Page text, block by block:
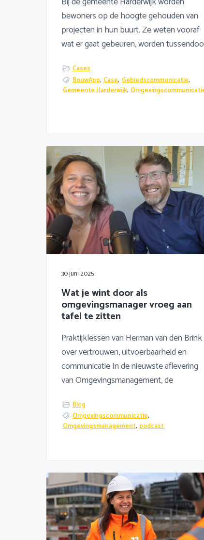
bewoners op de hoogte gehouden van
projecten in hun buurt. Ze weten vooraf
wat er gaat gebeuren, worden
Cases
BouwApp, Case, Gebiedscommunicatie,
Gemeente Harderwijk,
30 juni 2025
Wat je wint door als
omgevingsmanager vroeg aan
tafel te zitten
Praktijklessen van Herman van den Brink
over vertrouwen, uitvoerbaarheid en
communicatie In de nieuwste aflevering
van Omgevingsmanagement, de
Blog
Omgevingscommunicatie,
Omgevingsmanagement, podcast